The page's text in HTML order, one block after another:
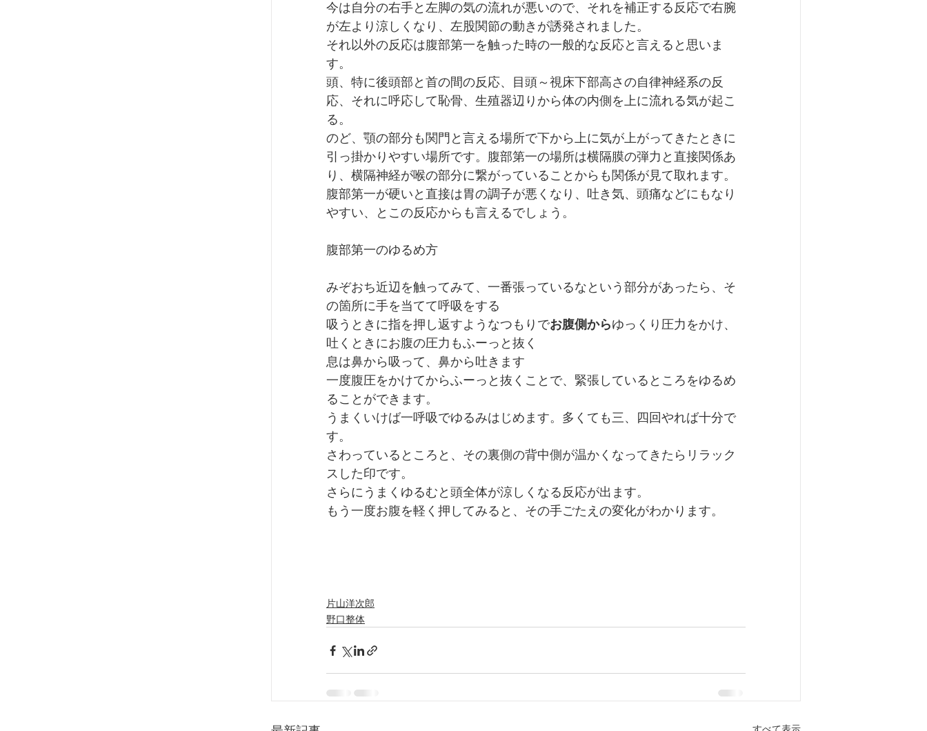
今は自分の右手と左脚の気の流れが悪いので、それを補正する反応で右腕
が左より涼しくなり、左股関節の動きが誘発されました。
それ以外の反応は腹部第一を触った時の一般的な反応と言えると思いま
す。
頭、特に後頭部と首の間の反応、目頭～視床下部高さの自律神経系の反
応、それに呼応して恥骨、生殖器辺りから体の内側を上に流れる気が起こ
る。
のど、顎の部分も関門と言える場所で下から上に気が上がってきたときに
引っ掛かりやすい場所です。腹部第一の場所は横隔膜の弾力と直接関係あ
り、横隔神経が喉の部分に繋がっていることからも関係が見て取れます。
腹部第一が硬いと直接は胃の調子が悪くなり、吐き気、頭痛などにもなり
やすい、とこの反応からも言えるでしょう。
腹部第一のゆるめ方
みぞおち近辺を触ってみて、一番張っているなという部分があったら、そ
の箇所に手を当てて呼吸をする
吸うときに指を押し返すようなつもりでお腹側からゆっくり圧力をかけ、
吐くときにお腹の圧力もふーっと抜く
息は鼻から吸って、鼻から吐きます
一度腹圧をかけてからふーっと抜くことで、緊張しているところをゆるめ
ることができます。
うまくいけば一呼吸でゆるみはじめます。多くても三、四回やれば十分で
す。
さわっているところと、その裏側の背中側が温かくなってきたらリラック
スした印です。
さらにうまくゆるむと頭全体が涼しくなる反応が出ます。
もう一度お腹を軽く押してみると、その手ごたえの変化がわかります。
片山洋次郎
野口整体